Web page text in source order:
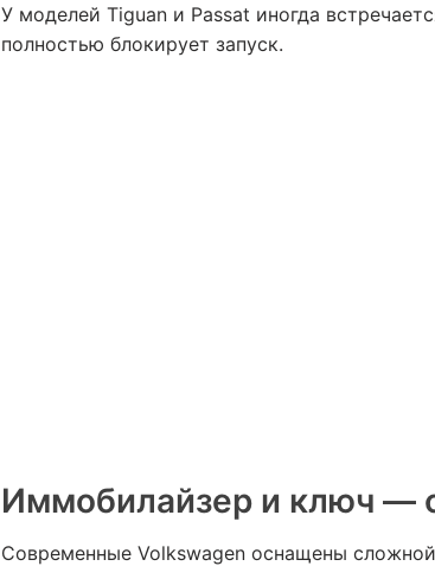
У моделей Tiguan и Passat иногда
полностью блокирует запуск.
Иммобилайзер и ключ —
Современные Volkswagen оснащены